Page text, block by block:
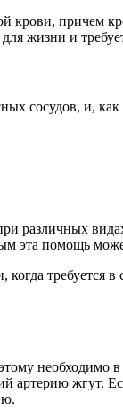
крови, причем
жизни и
сосудов, и,
различных
эта помощь
требуется
артерию жгут.